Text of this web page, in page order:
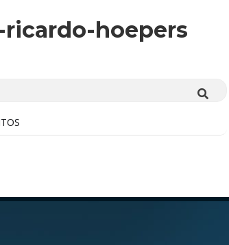
hoepers